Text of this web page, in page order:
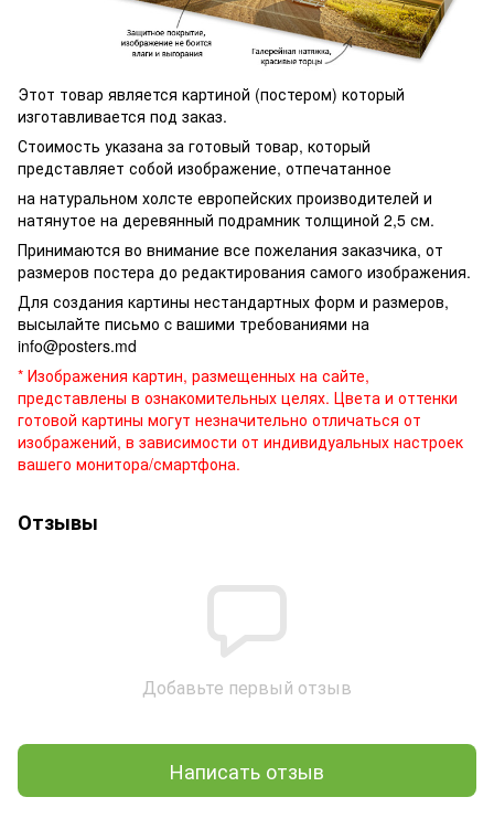
Этот товар является картиной (постером) который
изготавливается под заказ.
Стоимость указана за готовый товар, который
представляет собой изображение, отпечатанное
на натуральном холсте европейских производителей и
натянутое на деревянный подрамник толщиной 2,5 см.
Принимаются во внимание все пожелания заказчика, от
размеров постера до редактирования самого изображения.
Для создания картины нестандартных форм и размеров,
высылайте письмо c вашими требованиями на
info@posters.md
* Изображения картин, размещенных на сайте,
представлены в ознакомительных целях. Цвета и оттенки
готовой картины могут незначительно отличаться от
изображений, в зависимости от индивидуальных настроек
вашего монитора/смартфона.
Отзывы
Добавьте первый отзыв
Написать отзыв